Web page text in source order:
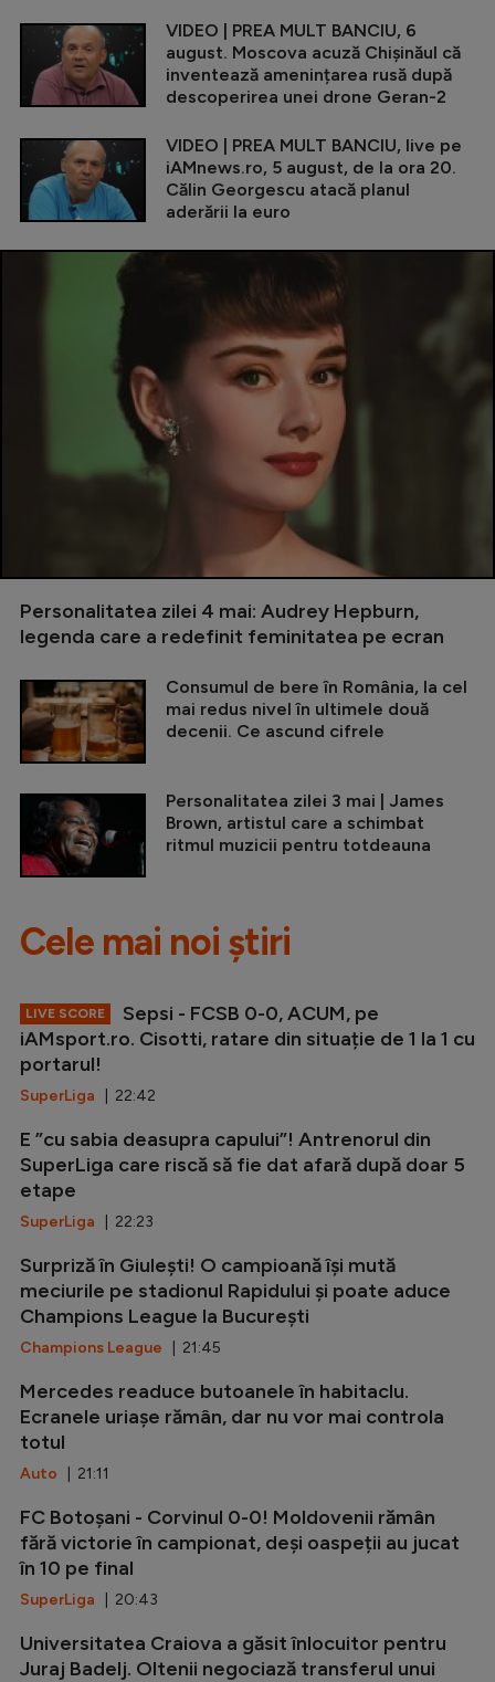
VIDEO | PREA MULT BANCIU, 6
august. Moscova acuză Chișinăul că
inventează amenințarea rusă după
descoperirea unei drone Geran-2
VIDEO | PREA MULT BANCIU, live pe
iAMnews.ro, 5 august, de la ora 20.
Călin Georgescu atacă planul
aderării la euro
Personalitatea zilei 4 mai: Audrey Hepburn,
legenda care a redefinit feminitatea pe ecran
Consumul de bere în România, la cel
mai redus nivel în ultimele două
decenii. Ce ascund cifrele
Personalitatea zilei 3 mai | James
Brown, artistul care a schimbat
ritmul muzicii pentru totdeauna
Cele mai noi știri
LIVE SCORE
Sepsi - FCSB 0-0, ACUM, pe
iAMsport.ro. Cisotti, ratare din situație de 1 la 1 cu
portarul!
SuperLiga | 22:42
E ”cu sabia deasupra capului”! Antrenorul din
SuperLiga care riscă să fie dat afară după doar 5
etape
SuperLiga | 22:23
Surpriză în Giulești! O campioană își mută
meciurile pe stadionul Rapidului și poate aduce
Champions League la București
Champions League | 21:45
Mercedes readuce butoanele în habitaclu.
Ecranele uriașe rămân, dar nu vor mai controla
totul
Auto | 21:11
FC Botoșani - Corvinul 0-0! Moldovenii rămân
fără victorie în campionat, deși oaspeții au jucat
în 10 pe final
SuperLiga | 20:43
Universitatea Craiova a găsit înlocuitor pentru
Juraj Badelj. Oltenii negociază transferul unui